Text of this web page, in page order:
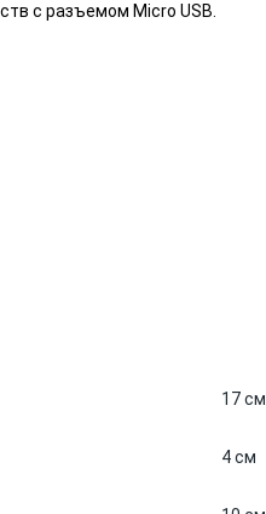
с разъемом Micro USB.
17 см
4 см